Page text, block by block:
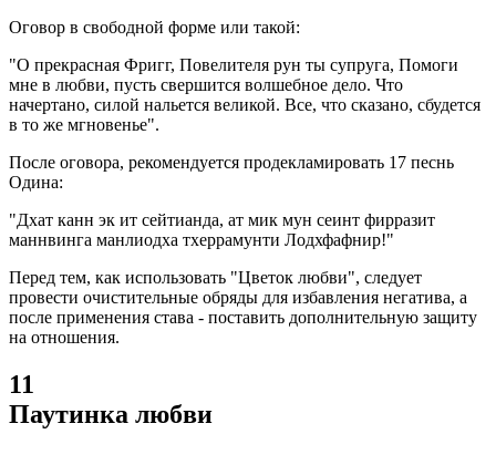
Оговор в свободной форме или такой:
"О прекрасная Фригг, Повелителя рун ты супруга, Помоги
мне в любви, пусть свершится волшебное дело. Что
начертано, силой нальется великой. Все, что сказано, сбудется
в то же мгновенье".
После оговора, рекомендуется продекламировать 17 песнь
Одина:
"Дхат канн эк ит сейтианда, ат мик мун сеинт фирразит
маннвинга манлиодха тхеррамунти Лодхфафнир!"
Перед тем, как использовать "Цветок любви", следует
провести очистительные обряды для избавления негатива, а
после применения става - поставить дополнительную защиту
на отношения.
11
Паутинка любви